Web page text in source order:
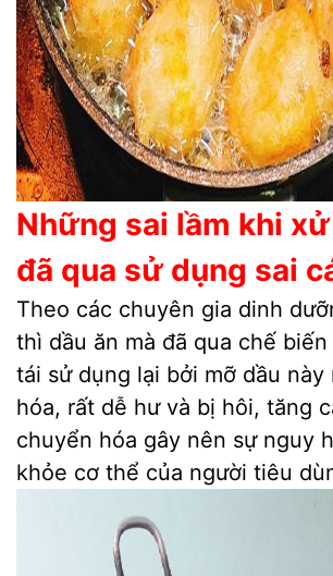
Những sai lầm khi
đã qua sử dụng sai
Theo các chuyên gia dinh
thì dầu ăn mà đã qua chế
tái sử dụng lại bởi mỡ dầu
hóa, rất dễ hư và bị hôi, tăng
chuyển hóa gây nên sự nguy
khỏe cơ thể của người tiêu